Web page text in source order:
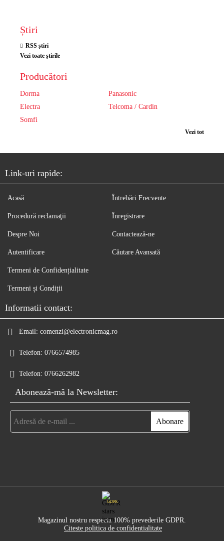
Știri
RSS știri
Vezi toate știrile
Producători
Dorma
Panasonic
Electra
Telcoma / Cardin
Somfi
Vezi tot
Link-uri rapide:
Acasă
Procedură reclamaţii
Despre Noi
Autentificare
Întrebări Frecvente
Înregistrare
Contactează-ne
Căutare Avansată
Termeni de Confidențialitate
Termeni și Condiții
Informatii contact:
Email: comenzi@electronicmag.ro
Telefon: 0766574985
Telefon: 0766262982
Abonează-mă la Newsletter:
GDPR
Magazinul nostru respecta 100% prevederile GDPR.
Citeste politica de confidentialitate